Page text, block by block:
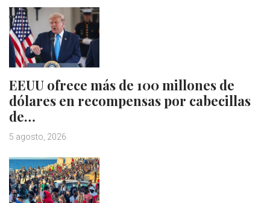
EEUU ofrece más de 100 millones de
dólares en recompensas por cabecillas
de…
5 agosto, 2026